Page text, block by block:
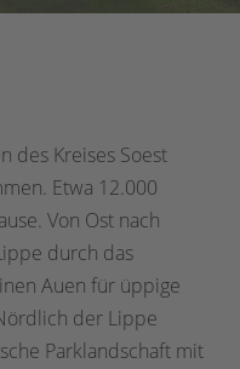
des Kreises Soest
Etwa 12.000
Von Ost nach
durch das
Auen für üppige
der Lippe
Parklandschaft mit